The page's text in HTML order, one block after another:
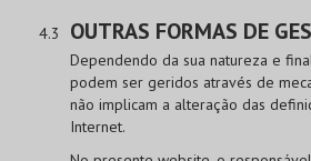
OUTRAS FORMAS DE
Dependendo da sua natureza e
podem ser geridos através de
não implicam a alteração das
Internet.